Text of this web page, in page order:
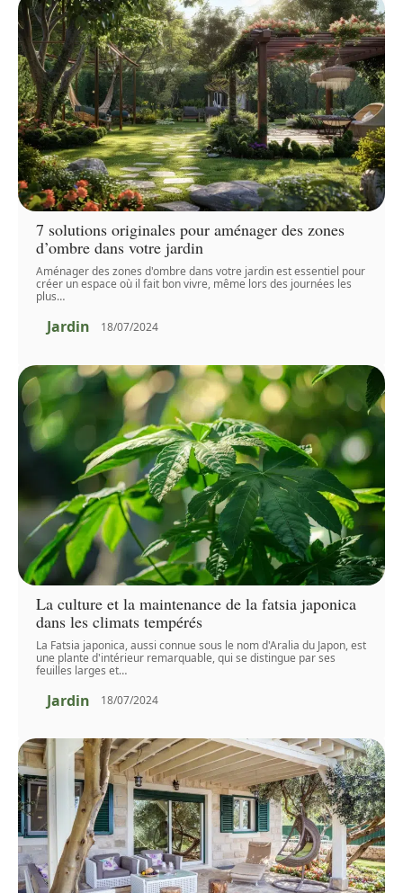
7 solutions originales pour aménager des zones
d’ombre dans votre jardin
Aménager des zones d'ombre dans votre jardin est essentiel pour
créer un espace où il fait bon vivre, même lors des journées les
plus…
Jardin 18/07/2024
La culture et la maintenance de la fatsia japonica
dans les climats tempérés
La Fatsia japonica, aussi connue sous le nom d'Aralia du Japon, est
une plante d'intérieur remarquable, qui se distingue par ses
feuilles larges et…
Jardin 18/07/2024